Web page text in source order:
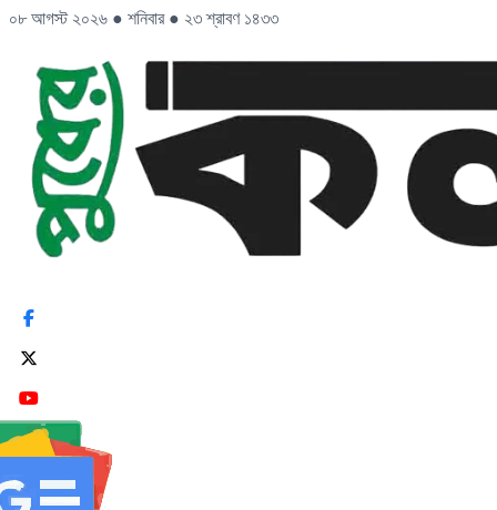
০৮ আগস্ট ২০২৬ ● শনিবার ● ২৩ শ্রাবণ ১৪৩৩